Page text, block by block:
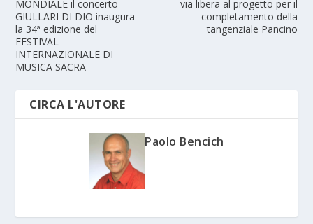
MONDIALE il concerto
GIULLARI DI DIO inaugura
la 34ª edizione del
FESTIVAL
INTERNAZIONALE DI
MUSICA SACRA
via libera al progetto per il
completamento della
tangenziale Pancino
CIRCA L'AUTORE
Paolo Bencich